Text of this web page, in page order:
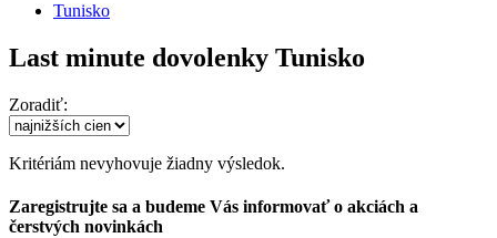
Tunisko
Last minute dovolenky Tunisko
Zoradiť:
Kritériám nevyhovuje žiadny výsledok.
Zaregistrujte sa a budeme Vás informovať o akciách a
čerstvých novinkách